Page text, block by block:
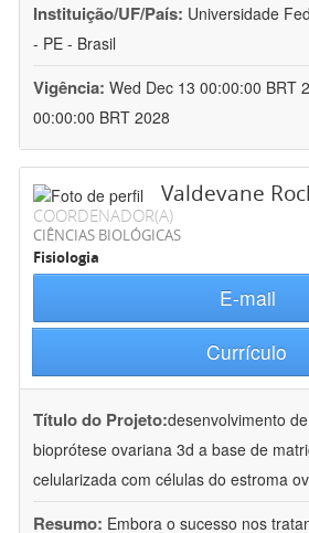
Instituição/UF/País: Universidade
- PE - Brasil
Vigência: Wed Dec 13 00:00:00 BRT
00:00:00 BRT 2028
Valdevane
COORDENADOR(A)
CIÊNCIAS BIOLÓGICAS
Fisiologia
E-mail
Currículo
Título do Projeto:desenvolvimento
bioprótese ovariana 3d a base de
celularizada com células do estroma
Resumo: Embora o sucesso nos